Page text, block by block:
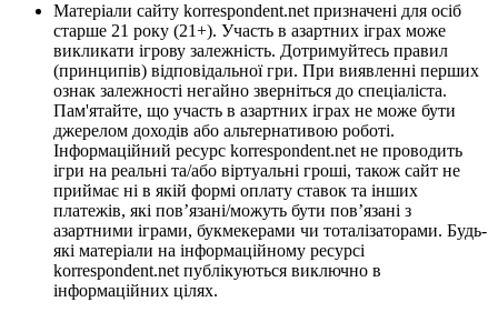
Матеріали сайту korrespondent.net призначені для осіб
старше 21 року (21+). Участь в азартних іграх може
викликати ігрову залежність. Дотримуйтесь правил
(принципів) відповідальної гри. При виявленні перших
ознак залежності негайно зверніться до спеціаліста.
Пам'ятайте, що участь в азартних іграх не може бути
джерелом доходів або альтернативою роботі.
Інформаційний ресурс korrespondent.net не проводить
ігри на реальні та/або віртуальні гроші, також сайт не
приймає ні в якій формі оплату ставок та інших
платежів, які пов’язані/можуть бути пов’язані з
азартними іграми, букмекерами чи тоталізаторами. Будь-
які матеріали на інформаційному ресурсі
korrespondent.net публікуються виключно в
інформаційних цілях.